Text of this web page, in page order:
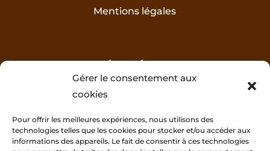
Gérer le consentement aux
cookies
Pour offrir les meilleures expériences, nous utilisons des
technologies telles que les cookies pour stocker et/ou accéder aux
informations des appareils. Le fait de consentir à ces technologies
Mentions légales